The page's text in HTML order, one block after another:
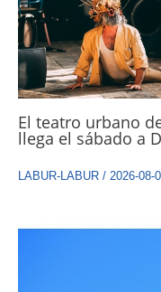
El teatro urbano
llega el sábado a
LABUR-LABUR / 2026-08-